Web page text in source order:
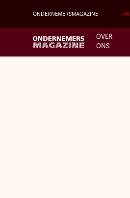
ONDERNEMERSMAGAZINE
OVER
ONS